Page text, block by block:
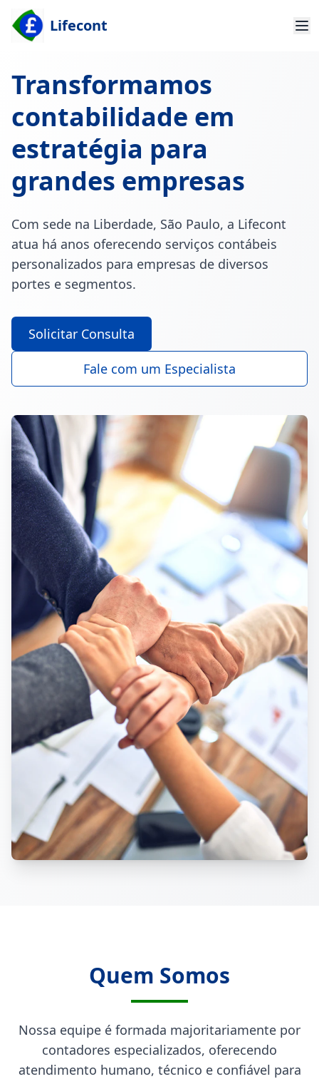
Lifecont
Transformamos
contabilidade em
estratégia para
grandes empresas
Com sede na Liberdade, São Paulo, a Lifecont
atua há anos oferecendo serviços contábeis
personalizados para empresas de diversos
portes e segmentos.
Solicitar Consulta
Fale com um Especialista
Quem Somos
Nossa equipe é formada majoritariamente por
contadores especializados, oferecendo
atendimento humano, técnico e confiável para